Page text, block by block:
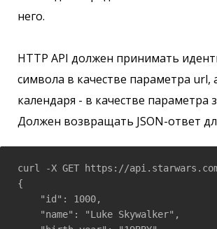
него.
HTTP API должен принимать
символа в качестве параметра url,
календаря - в качестве параметра
Должен возвращать JSON-ответ
curl -X GET https://
{
    "id": 1000,
    "name": "Luke Skywalker",